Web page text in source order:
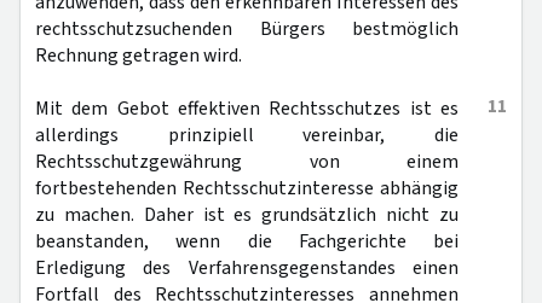
rechtsschutzsuchenden Bürgers bestmöglich
Rechnung getragen wird.
11
Mit dem Gebot effektiven Rechtsschutzes ist es
allerdings prinzipiell vereinbar, die
Rechtsschutzgewährung von einem
fortbestehenden Rechtsschutzinteresse abhängig
zu machen. Daher ist es grundsätzlich nicht zu
beanstanden, wenn die Fachgerichte bei
Erledigung des Verfahrensgegenstandes einen
Fortfall des Rechtsschutzinteresses annehmen